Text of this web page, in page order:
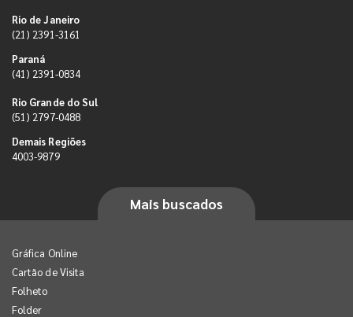
Rio de Janeiro
(21) 2391-3161
Paraná
(41) 2391-0834
Rio Grande do Sul
(51) 2797-0488
Demais Regiões
4003-9879
Mais buscados
Gráfica Online
Cartão de Visita
Folheto
Folder